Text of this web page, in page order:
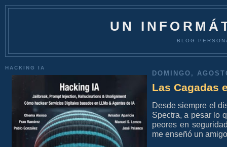
UN
BLOG
HACKING IA
DOMINGO,
Las Cagadas
Desde siempre el
Spectra, a pesar lo
peores en
me enseñó un